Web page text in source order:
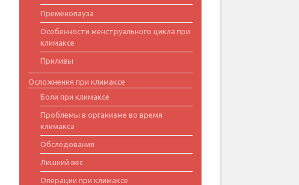
Пременопауза
Особенности менструального цикла при
климаксе
Приливы
Осложнения при климаксе
Боли при климаксе
Проблемы в организме во время
климакса
Обследования
Лишний вес
Операции при климаксе